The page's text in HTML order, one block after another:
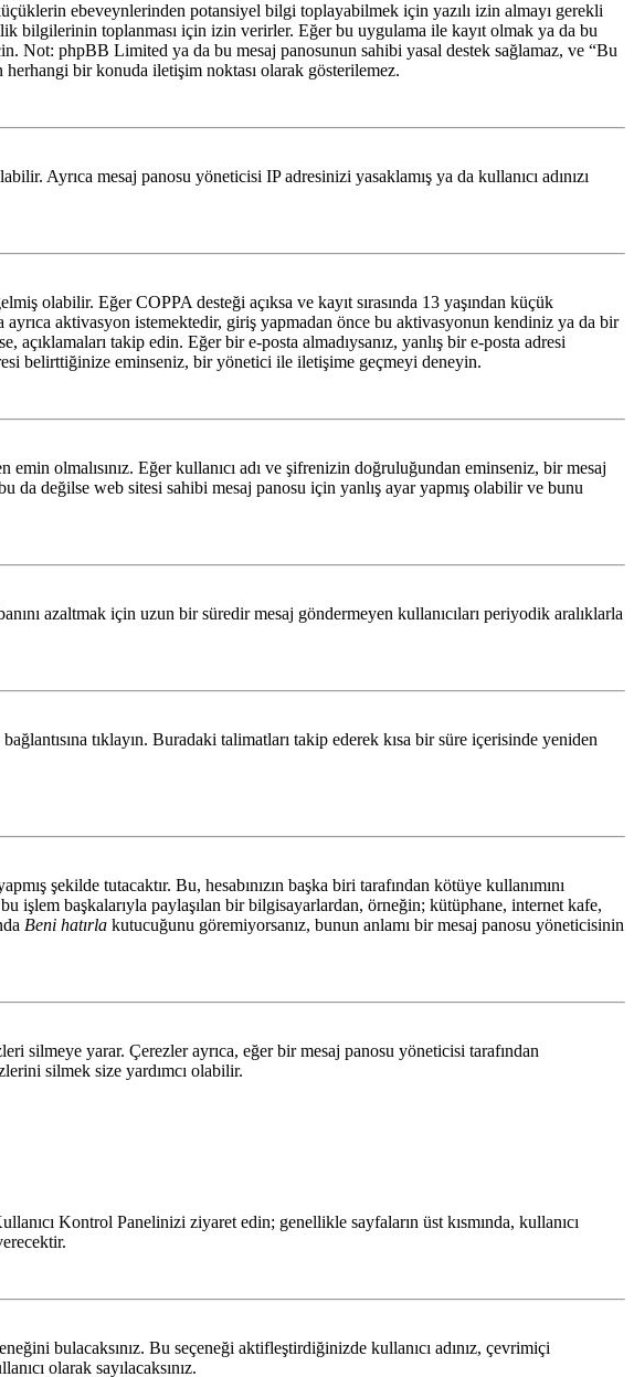
ebeveynlerinden potansiyel bilgi toplayabilmek için yazılı izin almayı gerekli
bilgilerinin toplanması için izin verirler. Eğer bu uygulama ile kayıt olmak ya da bu
Not: phpBB Limited ya da bu mesaj panosunun sahibi yasal destek sağlamaz, ve “Bu
bir konuda iletişim noktası olarak gösterilemez.
Ayrıca mesaj panosu yöneticisi IP adresinizi yasaklamış ya da kullanıcı adınızı
olabilir. Eğer COPPA desteği açıksa ve kayıt sırasında 13 yaşından küçük
aktivasyon istemektedir, giriş yapmadan önce bu aktivasyonun kendiniz ya da bir
takip edin. Eğer bir e-posta almadıysanız, yanlış bir e-posta adresi
belirttiğinize eminseniz, bir yönetici ile iletişime geçmeyi deneyin.
olmalısınız. Eğer kullanıcı adı ve şifrenizin doğruluğundan eminseniz, bir mesaj
da değilse web sitesi sahibi mesaj panosu için yanlış ayar yapmış olabilir ve bunu
azaltmak için uzun bir süredir mesaj göndermeyen kullanıcıları periyodik aralıklarla
bağlantısına tıklayın. Buradaki talimatları takip ederek kısa bir süre içerisinde yeniden
şekilde tutacaktır. Bu, hesabınızın başka biri tarafından kötüye kullanımını
işlem başkalarıyla paylaşılan bir bilgisayarlardan, örneğin; kütüphane, internet kafe,
Beni hatırla kutucuğunu göremiyorsanız, bunun anlamı bir mesaj panosu yöneticisinin
silmeye yarar. Çerezler ayrıca, eğer bir mesaj panosu yöneticisi tarafından
silmek size yardımcı olabilir.
Kontrol Panelinizi ziyaret edin; genellikle sayfaların üst kısmında, kullanıcı
bulacaksınız. Bu seçeneği aktifleştirdiğinizde kullanıcı adınız, çevrimiçi
olarak sayılacaksınız.